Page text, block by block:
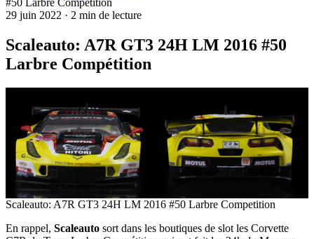
#50 Larbre Compétition
29 juin 2022 · 2 min de lecture
Scaleauto: A7R GT3 24H LM 2016 #50
Larbre Compétition
Scaleauto: A7R GT3 24H LM 2016 #50 Larbre Competition
En rappel, Scaleauto sort dans les boutiques de slot les Corvette